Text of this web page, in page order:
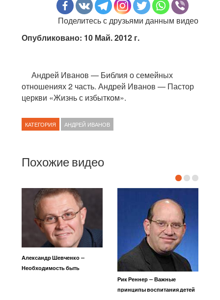
Поделитесь с друзьями данным видео
Опубликовано: 10 Май. 2012 г.
Андрей Иванов — Библия о семейных
отношениях 2 часть. Андрей Иванов — Пастор
церкви «Жизнь с избытком».
КАТЕГОРИЯ АНДРЕЙ ИВАНОВ
Похожие видео
Александр Шевченко —
Необходимость быть
Рик Реннер — Важные
принципы воспитания детей